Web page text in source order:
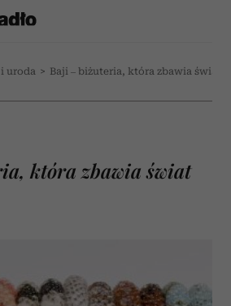
uroda > Baji – biżuteria, która zbawia świat
która zbawia świat